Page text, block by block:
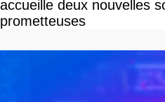
accueille deux nouvelles
prometteuses